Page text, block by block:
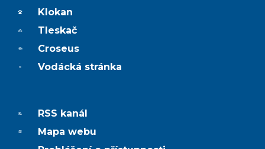
Klokan
Tleskač
Croseus
Vodácká stránka
RSS kanál
Mapa webu